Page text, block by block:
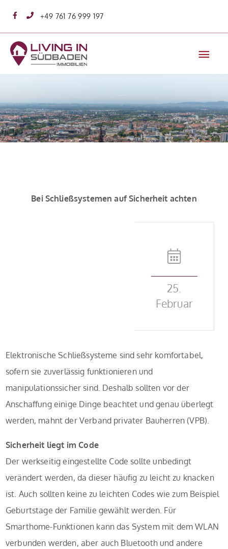
+49 761 76 999 197
Bei Schließsystemen auf Sicherheit achten
25.
Februar
Elektronische Schließsysteme sind sehr komfortabel,
sofern sie zuverlässig funktionieren und
manipulationssicher sind. Deshalb sollten vor der
Anschaffung einige Dinge beachtet und genau überlegt
werden, mahnt der Verband privater Bauherren (VPB).
Sicherheit liegt im Code
Der werkseitig eingestellte Code sollte unbedingt
verändert werden, da dieser häufig zu leicht zu knacken
ist. Auch sollten keine zu leichten Codes wie zum Beispiel
Geburtstage der Familie gewählt werden. Für
Smarthome-Funktionen kann das System mit dem WLAN
verbunden werden, aber auch Bluetooth und andere